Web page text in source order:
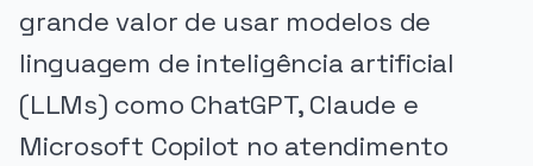
grande valor de usar modelos de
linguagem de inteligência artificial
(LLMs) como ChatGPT, Claude e
Microsoft Copilot no atendimento